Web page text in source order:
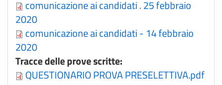
comunicazione ai candidati . 25 febbraio
2020
comunicazione ai candidati - 14 febbraio
2020
Tracce delle prove scritte:
QUESTIONARIO PROVA PRESELETTIVA.pdf